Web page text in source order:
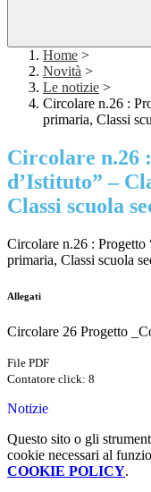
Home >
Novità >
Le notizie >
Circolare n.26 :
primaria, Classi
Circolare n.26
d’Istituto” –
Classi scuola
Circolare n.26 : Progetto
primaria, Classi scuola
Allegati
Circolare 26 Progetto
File PDF
Contatore click: 8
Notizie
Questo sito o gli
cookie necessari al
COOKIE POLICY.